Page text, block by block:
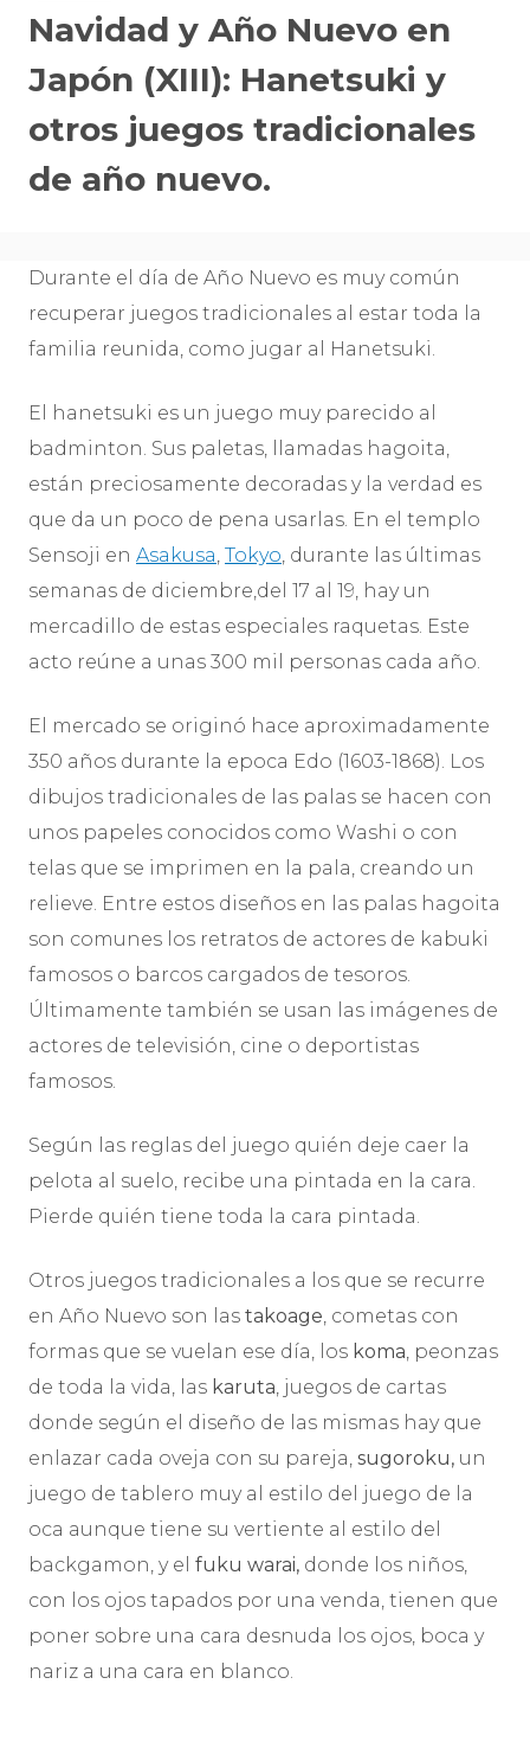
Navidad y Año Nuevo en
Japón (XIII): Hanetsuki y
otros juegos tradicionales
de año nuevo.
Durante el día de Año Nuevo es muy común
recuperar juegos tradicionales al estar toda la
familia reunida, como jugar al Hanetsuki.
El hanetsuki es un juego muy parecido al
badminton. Sus paletas, llamadas hagoita,
están preciosamente decoradas y la verdad es
que da un poco de pena usarlas. En el templo
Sensoji en Asakusa, Tokyo, durante las últimas
semanas de diciembre,del 17 al 19, hay un
mercadillo de estas especiales raquetas. Este
acto reúne a unas 300 mil personas cada año.
El mercado se originó hace aproximadamente
350 años durante la epoca Edo (1603-1868). Los
dibujos tradicionales de las palas se hacen con
unos papeles conocidos como Washi o con
telas que se imprimen en la pala, creando un
relieve. Entre estos diseños en las palas hagoita
son comunes los retratos de actores de kabuki
famosos o barcos cargados de tesoros.
Últimamente también se usan las imágenes de
actores de televisión, cine o deportistas
famosos.
Según las reglas del juego quién deje caer la
pelota al suelo, recibe una pintada en la cara.
Pierde quién tiene toda la cara pintada.
Otros juegos tradicionales a los que se recurre
en Año Nuevo son las takoage, cometas con
formas que se vuelan ese dí­a, los koma, peonzas
de toda la vida, las karuta, juegos de cartas
donde según el diseño de las mismas hay que
enlazar cada oveja con su pareja, sugoroku, un
juego de tablero muy al estilo del juego de la
oca aunque tiene su vertiente al estilo del
backgamon, y el fuku warai, donde los niños,
con los ojos tapados por una venda, tienen que
poner sobre una cara desnuda los ojos, boca y
nariz a una cara en blanco.